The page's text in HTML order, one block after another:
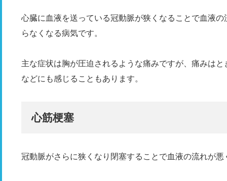
心臓に血液を送っている冠動脈が狭くなることで血液
らなくなる病気です。
主な症状は胸が圧迫されるような痛みですが、痛みは
などにも感じることもあります。
心筋梗塞
冠動脈がさらに狭くなり閉塞することで血液の流れが悪